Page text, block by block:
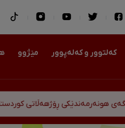
کەلتوور و کەلەپوور مێژوو
ڕۆژهەڵاتی کوردستان لە